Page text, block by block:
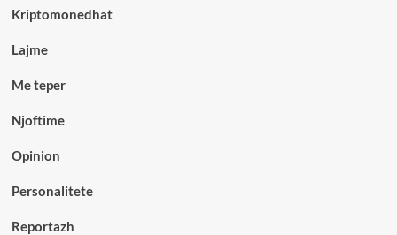
Kriptomonedhat
Lajme
Me teper
Njoftime
Opinion
Personalitete
Reportazh